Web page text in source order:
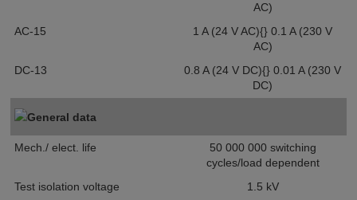
AC)
AC-15
1 A (24 V AC){} 0.1 A (230 V
AC)
DC-13
0.8 A (24 V DC){} 0.01 A (230 V
DC)
General data
Mech./ elect. life
50 000 000 switching
cycles/load dependent
Test isolation voltage
1.5 kV